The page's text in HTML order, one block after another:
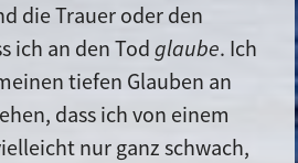
die Trauer oder den
ich an den Tod glaube. Ich
tiefen Glauben an
dass ich von einem
nur ganz schwach,